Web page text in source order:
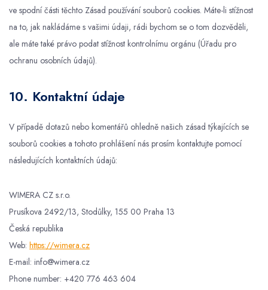
ve spodní části těchto Zásad používání souborů cookies. Máte-li stížnost
na to, jak nakládáme s vašimi údaji, rádi bychom se o tom dozvěděli,
ale máte také právo podat stížnost kontrolnímu orgánu (Úřadu pro
ochranu osobních údajů).
10. Kontaktní údaje
V případě dotazů nebo komentářů ohledně našich zásad týkajících se
souborů cookies a tohoto prohlášení nás prosím kontaktujte pomocí
následujících kontaktních údajů:
WIMERA CZ s.r.o.
Prusíkova 2492/13, Stodůlky, 155 00 Praha 13
Česká republika
Web: https://wimera.cz
E-mail: info@wimera.cz
Phone number: +420 776 463 604